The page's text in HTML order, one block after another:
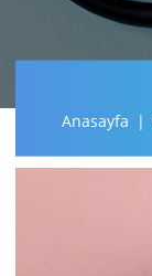
Anasayfa